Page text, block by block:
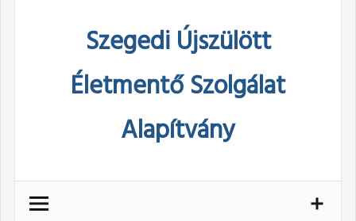
Szegedi Újszülött
Életmentő Szolgálat
Alapítvány